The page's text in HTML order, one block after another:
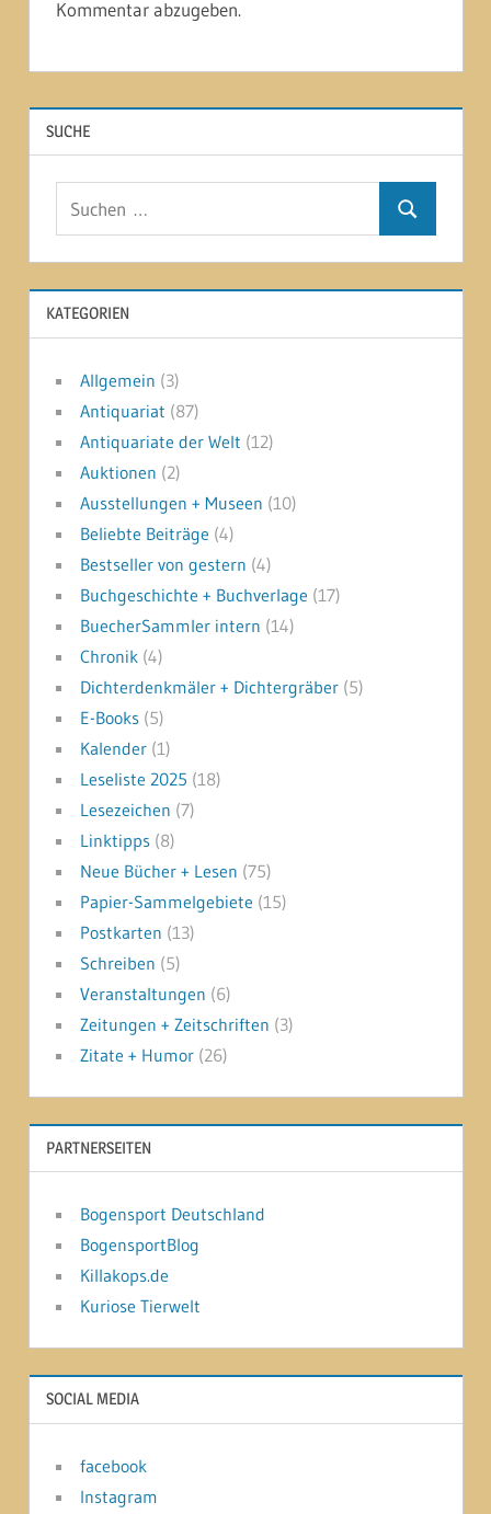
Kommentar abzugeben.
SUCHE
Suchen
KATEGORIEN
Allgemein (3)
Antiquariat (87)
Antiquariate der Welt (12)
Auktionen (2)
Ausstellungen + Museen (10)
Beliebte Beiträge (4)
Bestseller von gestern (4)
Buchgeschichte + Buchverlage (17)
BuecherSammler intern (14)
Chronik(4)
Dichterdenkmäler + Dichtergräber(5)
E-Books(5)
Kalender(1)
Leseliste 2025 (18)
Lesezeichen (7)
Linktipps(8)
Neue Bücher + Lesen (75)
Papier-Sammelgebiete (15)
Postkarten (13)
Schreiben (5)
Veranstaltungen (6)
Zeitungen + Zeitschriften (3)
Zitate + Humor(26)
PARTNERSEITEN
Bogensport Deutschland
BogensportBlog
Killakops.de
Kuriose Tierwelt
SOCIAL MEDIA
facebook
Instagram